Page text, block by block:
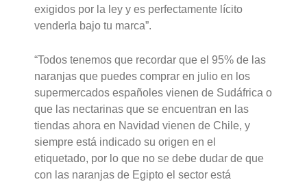
exigidos por la ley y es perfectamente lícito
venderla bajo tu marca”.
“Todos tenemos que recordar que el 95% de las
naranjas que puedes comprar en julio en los
supermercados españoles vienen de Sudáfrica o
que las nectarinas que se encuentran en las
tiendas ahora en Navidad vienen de Chile, y
siempre está indicado su origen en el
etiquetado, por lo que no se debe dudar de que
con las naranjas de Egipto el sector está